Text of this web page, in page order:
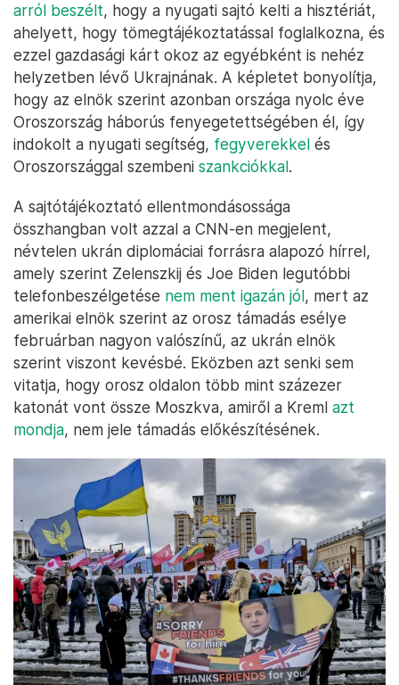
arról beszélt, hogy a nyugati sajtó kelti a hisztériát,
ahelyett, hogy tömegtájékoztatással foglalkozna, és
ezzel gazdasági kárt okoz az egyébként is nehéz
helyzetben lévő Ukrajnának. A képletet bonyolítja,
hogy az elnök szerint azonban országa nyolc éve
Oroszország háborús fenyegetettségében él, így
indokolt a nyugati segítség, fegyverekkel és
Oroszországgal szembeni szankciókkal.
A sajtótájékoztató ellentmondásossága
összhangban volt azzal a CNN-en megjelent,
névtelen ukrán diplomáciai forrásra alapozó hírrel,
amely szerint Zelenszkij és Joe Biden legutóbbi
telefonbeszélgetése nem ment igazán jól, mert az
amerikai elnök szerint az orosz támadás esélye
februárban nagyon valószínű, az ukrán elnök
szerint viszont kevésbé. Eközben azt senki sem
vitatja, hogy orosz oldalon több mint százezer
katonát vont össze Moszkva, amiről a Kreml azt
mondja, nem jele támadás előkészítésének.